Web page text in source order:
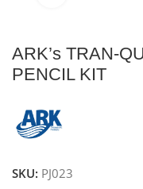
ARK’s TRAN-
PENCIL KIT
SKU: PJ023